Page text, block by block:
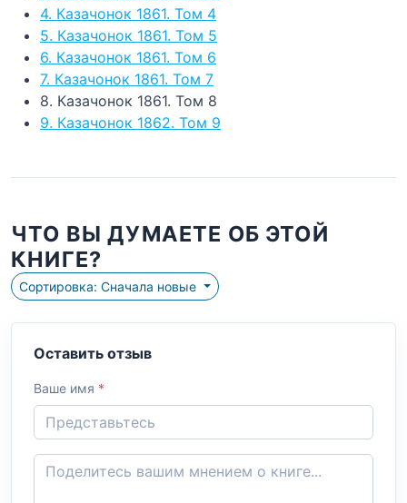
4. Казачонок 1861. Том 4
5. Казачонок 1861. Том 5
6. Казачонок 1861. Том 6
7. Казачонок 1861. Том 7
8. Казачонок 1861. Том 8
9. Казачонок 1862. Том 9
ЧТО ВЫ ДУМАЕТЕ ОБ ЭТОЙ
КНИГЕ?
Сортировка: Сначала новые
Оставить отзыв
Ваше имя *